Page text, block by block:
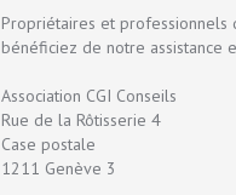
Propriétaires et professionnels
bénéficiez de notre assistance
Association CGI Conseils
Rue de la Rôtisserie 4
Case postale
1211 Genève 3